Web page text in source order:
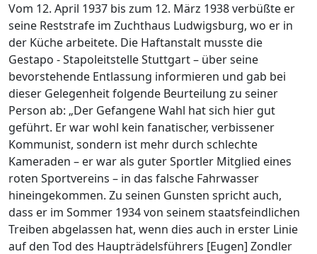
Vom 12. April 1937 bis zum 12. März 1938 verbüßte er
seine Reststrafe im Zuchthaus Ludwigsburg, wo er in
der Küche arbeitete. Die Haftanstalt musste die
Gestapo - Stapoleitstelle Stuttgart – über seine
bevorstehende Entlassung informieren und gab bei
dieser Gelegenheit folgende Beurteilung zu seiner
Person ab: „Der Gefangene Wahl hat sich hier gut
geführt. Er war wohl kein fanatischer, verbissener
Kommunist, sondern ist mehr durch schlechte
Kameraden – er war als guter Sportler Mitglied eines
roten Sportvereins – in das falsche Fahrwasser
hineingekommen. Zu seinen Gunsten spricht auch,
dass er im Sommer 1934 von seinem staatsfeindlichen
Treiben abgelassen hat, wenn dies auch in erster Linie
auf den Tod des Haupträdelsführers [Eugen] Zondler